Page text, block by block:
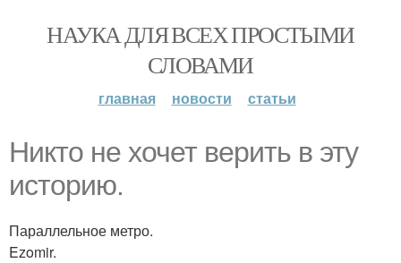
НАУКА ДЛЯ ВСЕХ ПРОСТЫМИ
СЛОВАМИ
главная новости статьи
Никто не хочет верить в эту
историю.
Параллельное метро.
Ezomir.